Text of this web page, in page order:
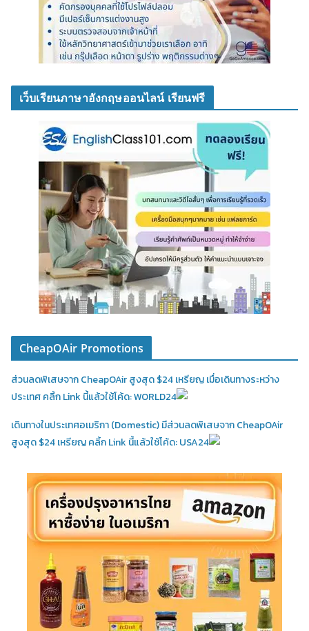
เว็บเรียนภาษาอังกฤษออนไลน์ เรียนฟรี
CheapOAir Promotions
ส่วนลดพิเสษจาก CheapOAir สูงสุด $24 เหรียญ เมื่อเดินทางระหว่าง
ประเทศ คลิ้ก Link นี้แล้วใช้โค้ด: WORLD24
เดินทางในประเทศอเมริกา (Domestic)มีส่วนลดพิเสษจาก CheapOAir
สูงสุด $24 เหรียญ คลิ้ก Link นี้แล้วใช้โค้ด: USA24